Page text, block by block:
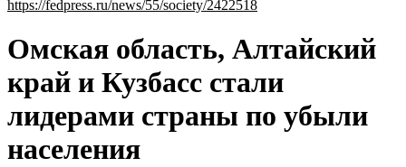
https://fedpress.ru/news/55/society/2422518
Омская область, Алтайский
край и Кузбасс стали
лидерами страны по убыли
населения